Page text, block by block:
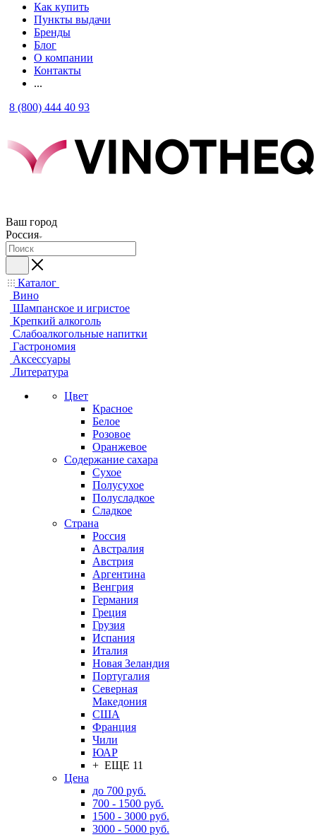
Как купить
Пункты выдачи
Бренды
Блог
О компании
Контакты
...
8 (800) 444 40 93
Ваш город
Россия
Каталог
Вино
Шампанское и игристое
Крепкий алкоголь
Слабоалкогольные напитки
Гастрономия
Аксессуары
Литература
Цвет
Красное
Белое
Розовое
Оранжевое
Содержание сахара
Сухое
Полусухое
Полусладкое
Сладкое
Страна
Россия
Австралия
Австрия
Аргентина
Венгрия
Германия
Греция
Грузия
Испания
Италия
Новая Зеландия
Португалия
Северная
Македония
США
Франция
Чили
ЮАР
+ ЕЩЕ 11
Цена
до 700 руб.
700 - 1500 руб.
1500 - 3000 руб.
3000 - 5000 руб.